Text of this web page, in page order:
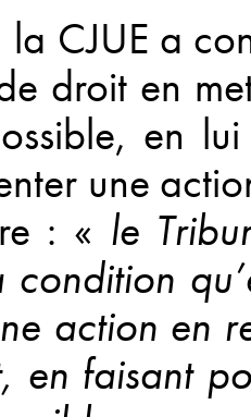
la CJUE a
droit en
en
une
: « le
action en
en faisant